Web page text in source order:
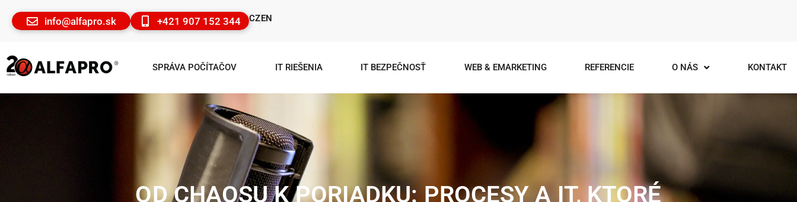
info@alfapro.sk +421 907 152 344 CZEN
SPRÁVA POČÍTAČOV IT RIEŠENIA IT BEZPEČNOSŤ WEB & EMARKETING REFERENCIE O NÁS KONTAKT
OD CHAOSU K PORIADKU: PROCESY A IT, KTORÉ